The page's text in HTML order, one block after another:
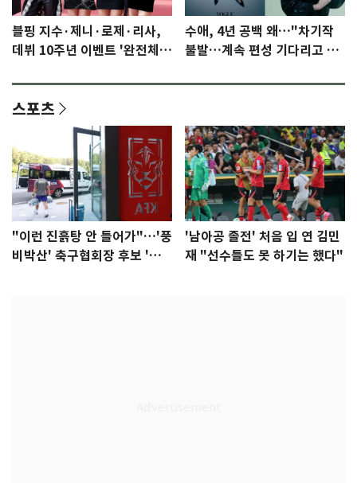
블핑 지수·제니·로제·리사,
데뷔 10주년 이벤트 '완전체'
수애, 4년 공백 왜…"차기작
불발…계속 편성 기다리고 있
스포츠
"이런 진흙탕 안 들어가"…'풍
비박산' 축구협회장 후보 '실
'남아공 졸전' 처음 입 연 김민
재 "선수들도 못 하기는 했다"